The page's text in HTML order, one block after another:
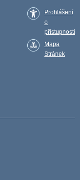
Prohlášení
o
přístupnosti
Mapa
Stránek